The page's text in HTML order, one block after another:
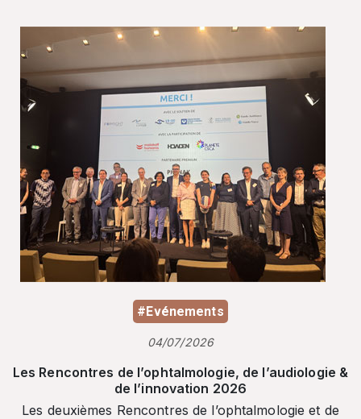
#Evénements
04/07/2026
Les Rencontres de l’ophtalmologie, de l’audiologie &
de l’innovation 2026
Les deuxièmes Rencontres de l’ophtalmologie et de